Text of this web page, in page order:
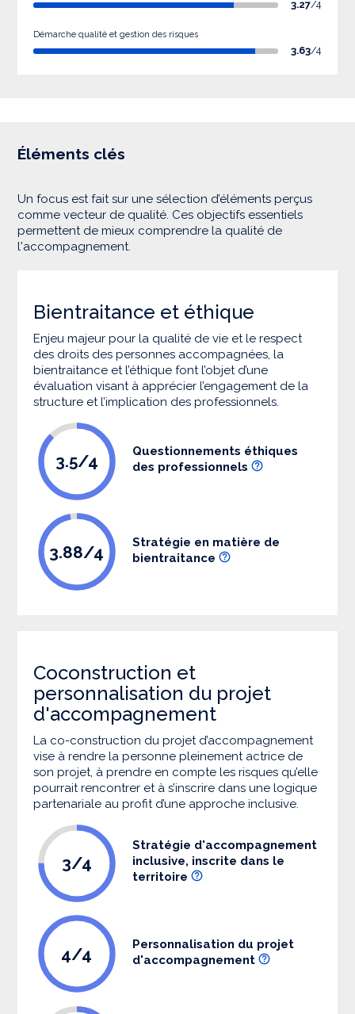
3.27/4
Démarche qualité et gestion des risques
3.63/4
Éléments clés
Un focus est fait sur une sélection d’éléments perçus
comme vecteur de qualité. Ces objectifs essentiels
permettent de mieux comprendre la qualité de
l'accompagnement.
Bientraitance et éthique
Enjeu majeur pour la qualité de vie et le respect
des droits des personnes accompagnées, la
bientraitance et l’éthique font l’objet d’une
évaluation visant à apprécier l’engagement de la
structure et l’implication des professionnels.
3.5/4
Questionnements éthiques
des professionnels
3.88/4
Stratégie en matière de
bientraitance
Coconstruction et
personnalisation du projet
d'accompagnement
La co-construction du projet d’accompagnement
vise à rendre la personne pleinement actrice de
son projet, à prendre en compte les risques qu’elle
pourrait rencontrer et à s’inscrire dans une logique
partenariale au profit d’une approche inclusive.
3/4
Stratégie d'accompagnement
inclusive, inscrite dans le
territoire
4/4
Personnalisation du projet
d'accompagnement